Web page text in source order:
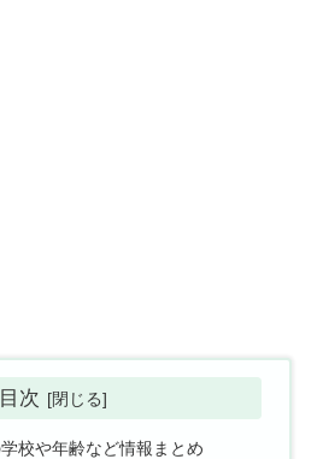
目次
校や年齢など情報まとめ